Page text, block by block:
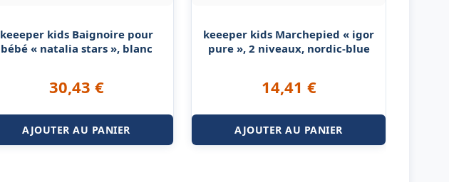
keeeper kids Baignoire pour
bébé « natalia stars », blanc
30,43 €
AJOUTER AU PANIER
keeeper kids Marchepied « igor
pure », 2 niveaux, nordic-blue
14,41 €
AJOUTER AU PANIER